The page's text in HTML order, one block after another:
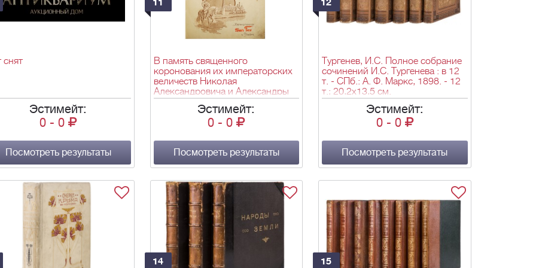
снят
Эстимейт:
0 -0
Посмотреть результаты
11
В память священного
коронования их императорских
величеств Николая
Александровича и Александры
Федоровны [в Москве] 14 мая
1896 года : Со множеством
иллюстраций лучших
Гоппе, 1896. - [8], IV, 100, 210 с.:
ил.; 38х28,5 см.
Эстимейт:
0 -0
Посмотреть результаты
12
Тургенев, И.С. Полное собрание
сочинений И.С. Тургенева : в 12
т. - СПб.: А. Ф. Маркс, 1898. - 12
т.; 20,2х13,5 см.
Эстимейт:
0- 0
Посмотреть результаты
14 15